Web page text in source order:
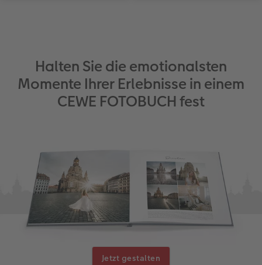
Halten Sie die emotionalsten
Momente Ihrer Erlebnisse in einem
CEWE FOTOBUCH fest
Jetzt gestalten